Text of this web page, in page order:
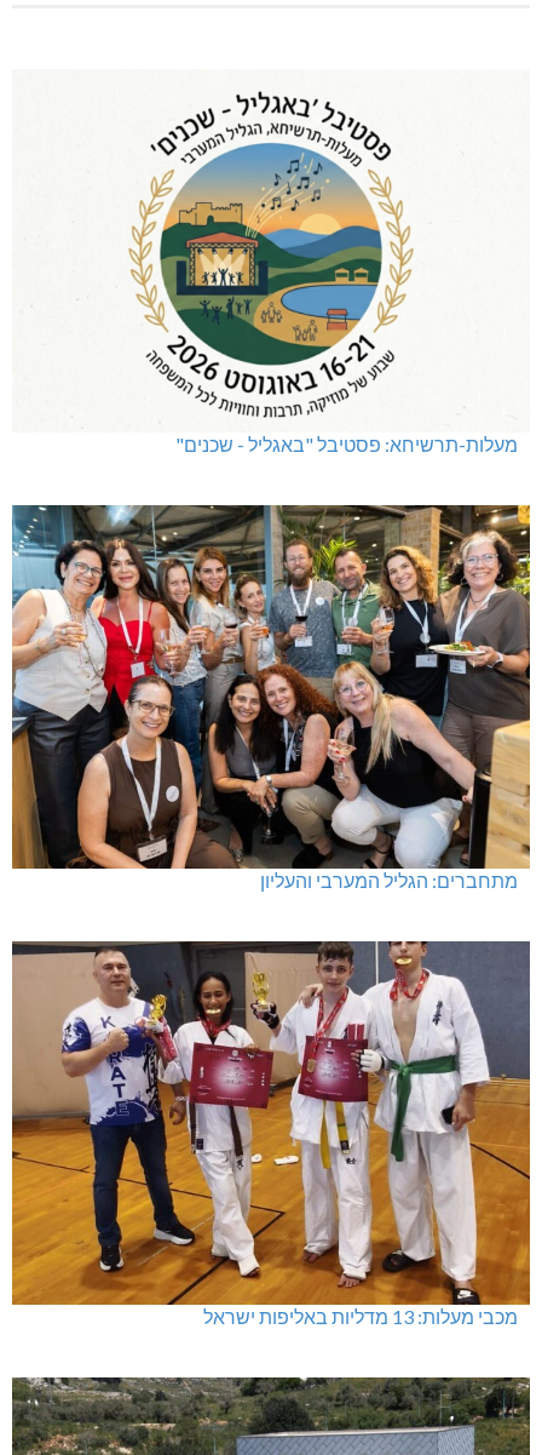
מעלות-תרשיחא: פסטיבל "באגליל - שכנים"
מתחברים: הגליל המערבי והעליון
מכבי מעלות: 13 מדליות באליפות ישראל